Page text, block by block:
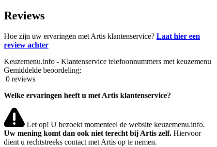
Reviews
Hoe zijn uw ervaringen met Artis klantenservice? Laat hier een
review achter
Keuzemenu.info - Klantenservice telefoonnummers met keuzemenu
Gemiddelde beoordeling:
0 reviews
Welke ervaringen heeft u met Artis klantenservice?
Let op! U bezoekt momenteel de website keuzemenu.info.
Uw mening komt dan ook niet terecht bij Artis zelf. Hiervoor
dient u rechtstreeks contact met Artis op te nemen.